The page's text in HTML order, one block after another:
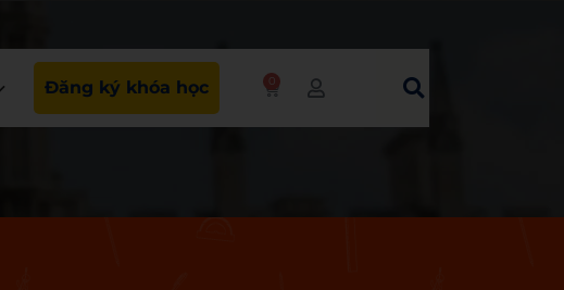
Đăng ký khóa học 0